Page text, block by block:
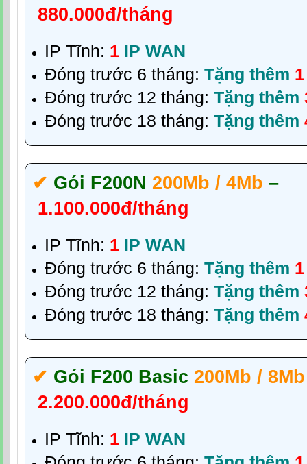
880.000đ/tháng
IP Tĩnh: 1 IP WAN
Đóng trước 6 tháng: Tặng thêm 1
Đóng trước 12 tháng: Tặng thêm
Đóng trước 18 tháng: Tặng thêm
✔‎ Gói F200N 200Mb / 4Mb –
1.100.000đ/tháng
IP Tĩnh: 1 IP WAN
Đóng trước 6 tháng: Tặng thêm 1
Đóng trước 12 tháng: Tặng thêm
Đóng trước 18 tháng: Tặng thêm
✔‎ Gói F200 Basic 200Mb / 8Mb
2.200.000đ/tháng
IP Tĩnh: 1 IP WAN